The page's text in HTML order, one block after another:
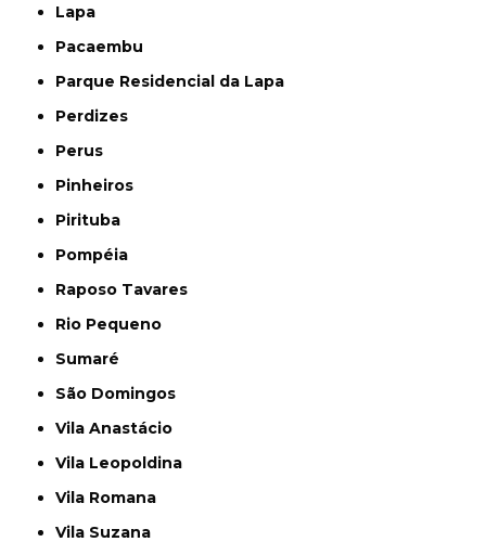
Lapa
Pacaembu
Parque Residencial da Lapa
Perdizes
Perus
Pinheiros
Pirituba
Pompéia
Raposo Tavares
Rio Pequeno
Sumaré
São Domingos
Vila Anastácio
Vila Leopoldina
Vila Romana
Vila Suzana